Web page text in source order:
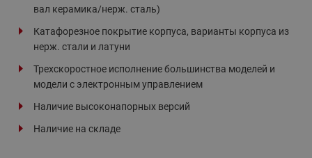
вал керамика/нерж. сталь)
Катафорезное покрытие корпуса, варианты корпуса из
нерж. стали и латуни
Трехскоростное исполнение большинства моделей и
модели с электронным управлением
Наличие высоконапорных версий
Наличие на складе